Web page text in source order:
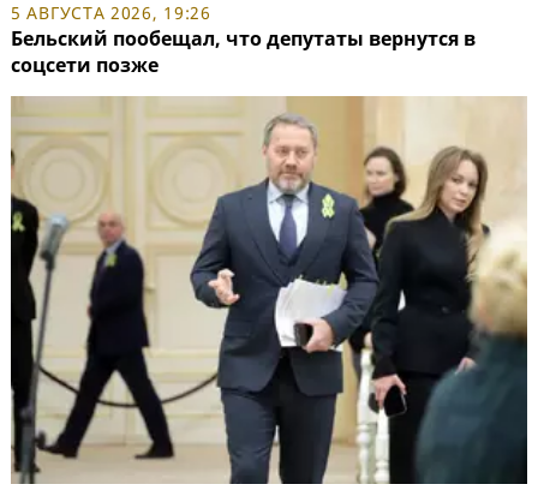
5 АВГУСТА 2026, 19:26
Бельский пообещал, что депутаты вернутся в
соцсети позже